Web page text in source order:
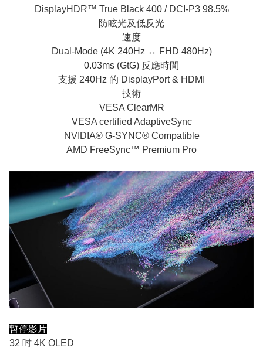
DisplayHDR™ True Black 400 / DCI-P3 98.5%
防眩光及低反光
速度
Dual-Mode (4K 240Hz ↔ FHD 480Hz)
0.03ms (GtG) 反應時間
支援 240Hz 的 DisplayPort & HDMI
技術
VESA ClearMR
VESA certified AdaptiveSync
NVIDIA® G-SYNC® Compatible
AMD FreeSync™ Premium Pro
暫停影片
32 吋 4K OLED